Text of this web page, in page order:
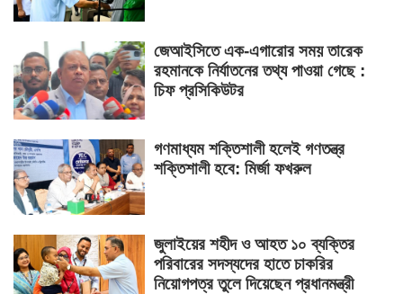
জেআইসিতে এক-এগারোর সময় তারেক
রহমানকে নির্যাতনের তথ্য পাওয়া গেছে :
চিফ প্রসিকিউটর
গণমাধ্যম শক্তিশালী হলেই গণতন্ত্র
শক্তিশালী হবে: মির্জা ফখরুল
জুলাইয়ের শহীদ ও আহত ১০ ব্যক্তির
পরিবারের সদস্যদের হাতে চাকরির
নিয়োগপত্র তুলে দিয়েছেন প্রধানমন্ত্রী